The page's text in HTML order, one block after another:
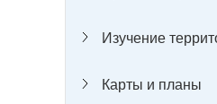
Изучение
Карты и планы